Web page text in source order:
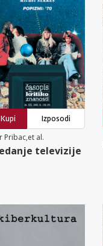
Kupi
Izposodi
Pribac,et al.
televizije